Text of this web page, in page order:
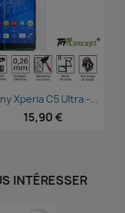
Aperçu rapide
Xperia C5 Ultra -...
15,90 €
INTÉRESSER